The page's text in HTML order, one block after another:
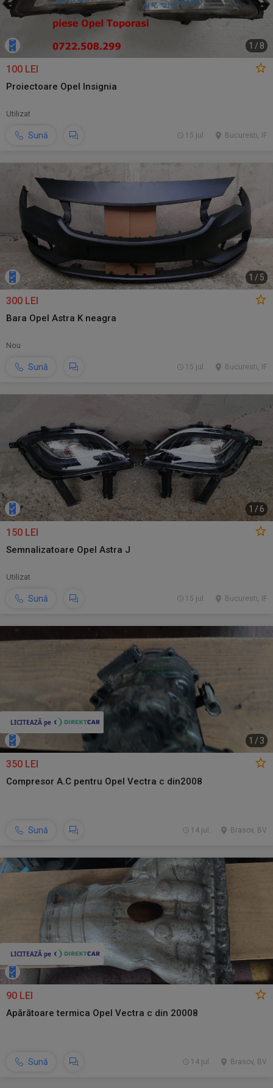
1 / 8
100 LEI
Proiectoare Opel Insignia
Utilizat
Sună Bucuresti, IF
15 jul.
1 / 5
300 LEI
Bara Opel Astra K neagra
Nou
Sună Bucuresti, IF
15 jul.
1 /6
150 LEI
Semnalizatoare Opel Astra J
Utilizat
Sună Bucuresti, IF
15 jul.
1 / 3
350 LEI
Compresor A.C pentru Opel Vectra c din2008
Sună Brasov, BV
14 jul.
90 LEI
Apărătoare termica Opel Vectra c din 20008
Sună Brasov, BV
14 jul.